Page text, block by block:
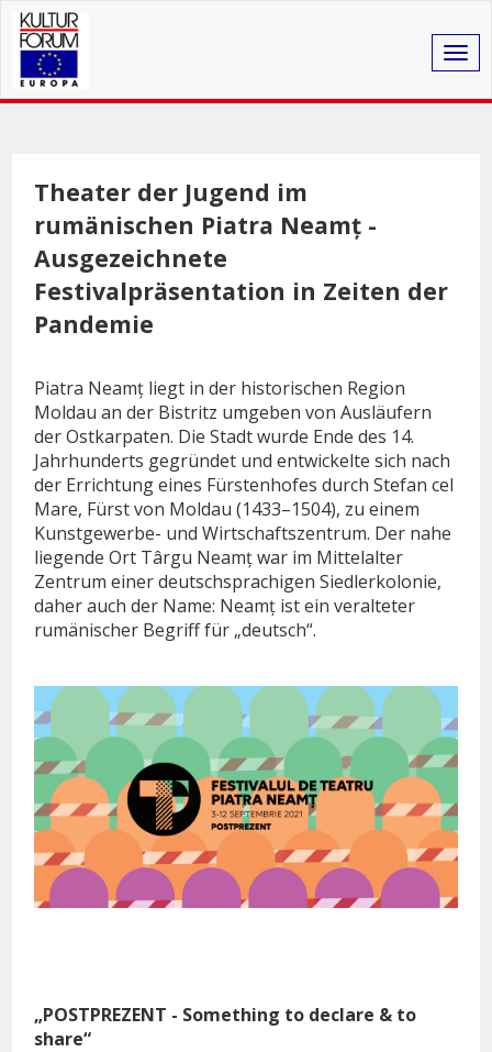
Theater der Jugend im
rumänischen Piatra Neamț -
Ausgezeichnete
Festivalpräsentation in Zeiten der
Pandemie
Piatra Neamț liegt in der historischen Region
Moldau an der Bistritz umgeben von Ausläufern
der Ostkarpaten. Die Stadt wurde Ende des 14.
Jahrhunderts gegründet und entwickelte sich nach
der Errichtung eines Fürstenhofes durch Stefan cel
Mare, Fürst von Moldau (1433–1504), zu einem
Kunstgewerbe- und Wirtschaftszentrum. Der nahe
liegende Ort Târgu Neamțwar im Mittelalter
Zentrum einer deutschsprachigen Siedlerkolonie,
daher auch der Name: Neamț ist ein veralteter
rumänischer Begriff für „deutsch“.
„POSTPREZENT - Something to declare & to
share“